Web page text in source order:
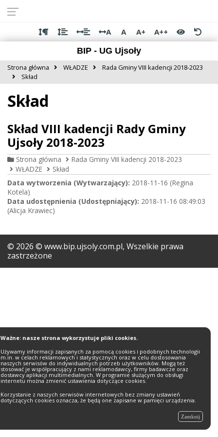
dostępności
głównej
treści
menu
stopki
A A A+
A++
BIP - UG Ujsoły
Strona główna WŁADZE
Rada Gminy VIII kadencji 2018-2023
Skład
Skład
Skład VIII kadencji Rady Gminy
Ujsoły 2018-2023
Strona główna
Rada Gminy VIII kadencji 2018-2023
WŁADZE
Skład
Data wytworzenia (Wytwarzający): 2018-11-16 (Regina
Kotela)
Data udostępnienia (Udostępniający): 2018-11-16 08:49:03
(Alicja Krawiec)
© 2026 © www.bip.ujsoly.com.pl, Wszelkie prawa
zastrzeżone
Ważne: nasze strona wykorzystuje pliki cookies.
Używamy informacji zapisanych za pomocą cookies i podobnych technologii
m.in. w celach reklamowych i statystycznych oraz w celu dostosowania
naszych serwisów do indywidualnych potrzeb użytkowników. Mogą też
stosować je współpracujący z nami reklamodawcy, firmy badawcze oraz
dostawcy aplikacji multimedialnych. W programie służącym do obsługi
internetu można zmienić ustawienia dotyczące cookies.
Korzystanie z naszych serwisów internetowych bez zmiany ustawień
dotyczących cookies oznacza, że będą one zapisane w pamięci urządzenia.
Zamknij